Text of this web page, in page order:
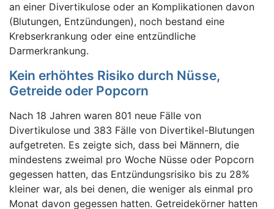
an einer Divertikulose oder an Komplikationen davon
(Blutungen, Entzündungen), noch bestand eine
Krebserkrankung oder eine entzündliche
Darmerkrankung.
Kein erhöhtes Risiko durch Nüsse,
Getreide oder Popcorn
Nach 18 Jahren waren 801 neue Fälle von
Divertikulose und 383 Fälle von Divertikel-Blutungen
aufgetreten. Es zeigte sich, dass bei Männern, die
mindestens zweimal pro Woche Nüsse oder Popcorn
gegessen hatten, das Entzündungsrisiko bis zu 28%
kleiner war, als bei denen, die weniger als einmal pro
Monat davon gegessen hatten. Getreidekörner hatten